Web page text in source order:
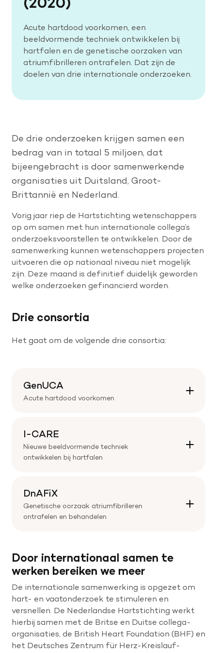
Acute hartdood voorkomen, een
beeldvormende techniek ontwikkelen bij
hartfalen en de genetische oorzaken van
atriumfibrilleren ontrafelen. Dat zijn de
doelen van drie internationale onderzoeken.
De drie onderzoeken krijgen samen een
bedrag van in totaal 5 miljoen, dat
bijeengebracht is door samenwerkende
organisaties uit Duitsland, Groot-
Brittannië en Nederland.
Vorig jaar riep de Hartstichting wetenschappers
op om samen met hun internationale collega’s
onderzoeksvoorstellen te ontwikkelen. Door de
samenwerking kunnen wetenschappers projecten
uitvoeren die op nationaal niveau niet mogelijk
zijn. Deze maand is definitief duidelijk geworden
welke onderzoeken gefinancierd worden.
Drie consortia
Het gaat om de volgende drie consortia:
GenUCA
Acute hartdood voorkomen
I-CARE
Nieuwe beeldvormende techniek
ontwikkelen bij hartfalen
DnAFiX
Genetische oorzaak atriumfibrilleren
ontrafelen en behandelen
Door internationaal samen te
werken bereiken we meer
De internationale samenwerking is opgezet om
hart- en vaatonderzoek te stimuleren en
versnellen. De Nederlandse Hartstichting werkt
hierbij samen met de Britse en Duitse collega-
organisaties, de British Heart Foundation (BHF) en
het Deutsches Zentrum für Herz-Kreislauf-